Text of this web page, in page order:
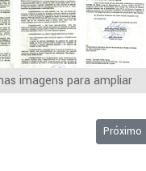
imagens para ampliar
foram apresentadas em
Próximo
Próximo